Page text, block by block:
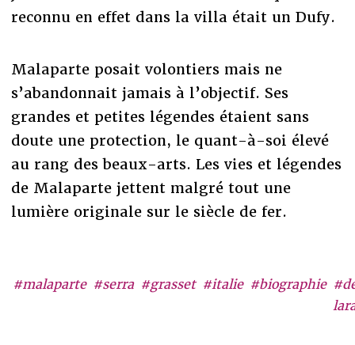
#malaparte #serra #grasset #italie #biographie
reconnu en effet dans la villa était un Dufy.
Malaparte posait volontiers mais ne
s’abandonnait jamais à l’objectif. Ses
grandes et petites légendes étaient sans
doute une protection, le quant-à-soi élevé
au rang des beaux-arts. Les vies et légendes
de Malaparte jettent malgré tout une
lumière originale sur le siècle de fer.